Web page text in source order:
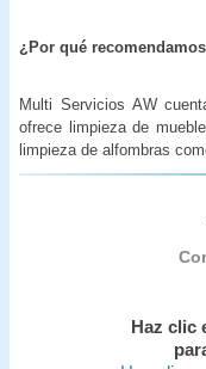
¿Por qué
Multi Servicios AW
ofrece limpieza de
limpieza de alfombras
Haz clic